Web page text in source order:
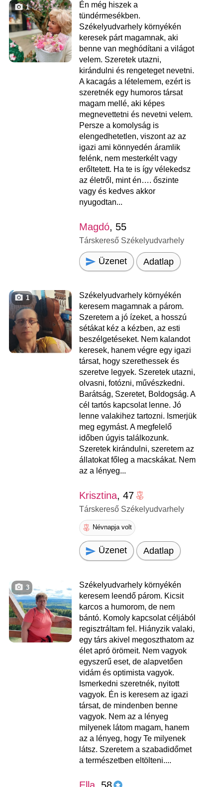
1
Én még hiszek a
tündérmesékben.
Székelyudvarhely környékén
keresek párt magamnak, aki
benne van meghódítani a világot
velem. Szeretek utazni,
kirándulni és rengeteget nevetni.
A kacagás a lételemem, ezért is
szeretnék egy humoros társat
magam mellé, aki képes
megnevettetni és nevetni velem.
Persze a komolyság is
elengedhetetlen, viszont az az
igazi ami könnyedén áramlik
felénk, nem mesterkélt vagy
erőltetett. Ha te is így vélekedsz
az életről, mint én…. őszinte
vagy és kedves akkor
nyugodtan...
Magdó, 55
Társkereső Székelyudvarhely
Üzenet Adatlap
1
Székelyudvarhely környékén
keresem magamnak a párom.
Szeretem a jó ízeket, a hosszú
sétákat kéz a kézben, az esti
beszélgetéseket. Nem kalandot
keresek, hanem végre egy igazi
társat, hogy szerethessek és
szeretve legyek. Szeretek utazni,
olvasni, fotózni, művészkedni.
Barátság, Szeretet, Boldogság. A
cél tartós kapcsolat lenne. Jó
lenne valakihez tartozni. Ismerjük
meg egymást. A megfelelő
időben úgyis találkozunk.
Szeretek kirándulni, szeretem az
állatokat főleg a macskákat. Nem
az a lényeg...
Krisztina, 47
Társkereső Székelyudvarhely
Névnapja volt
Üzenet Adatlap
3
Székelyudvarhely környékén
keresem leendő párom. Kicsit
karcos a humorom, de nem
bántó. Komoly kapcsolat céljából
regisztráltam fel. Hiányzik valaki,
egy társ akivel megoszthatom az
élet apró örömeit. Nem vagyok
egyszerű eset, de alapvetően
vidám és optimista vagyok.
Ismerkedni szeretnék, nyitott
vagyok. Én is keresem az igazi
társat, de mindenben benne
vagyok. Nem az a lényeg
milyenek látom magam, hanem
az a lényeg, hogy Te milyenek
látsz. Szeretem a szabadidőmet
a természetben eltölteni....
Ella , 58